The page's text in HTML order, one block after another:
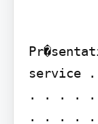
. . . .
. . . .